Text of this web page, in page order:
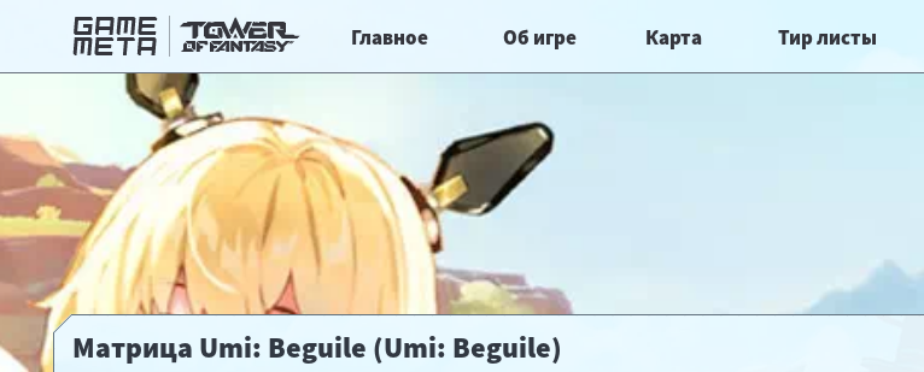
Главное Об игре Карта Тир листы
Матрица Umi: Beguile (Umi: Beguile)